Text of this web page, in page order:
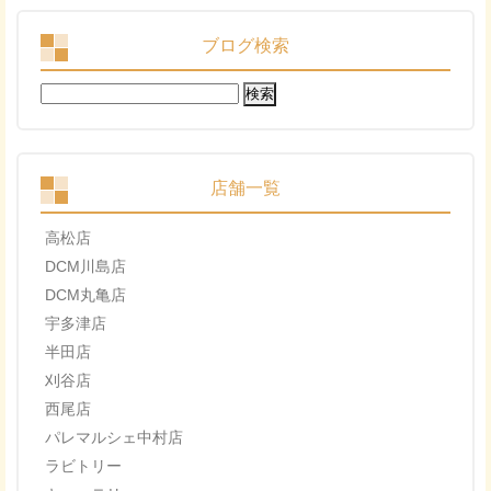
ブログ検索
検
索:
店舗一覧
高松店
DCM川島店
DCM丸亀店
宇多津店
半田店
刈谷店
西尾店
パレマルシェ中村店
ラビトリー